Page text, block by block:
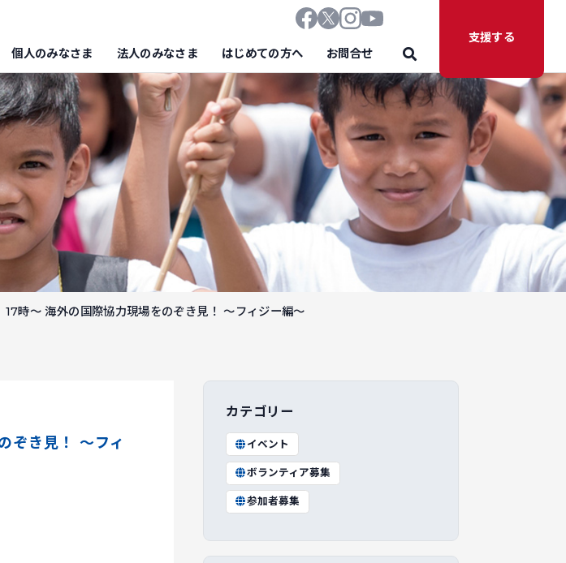
個人のみなさま 法人のみなさま はじめての方へ お問合せ
支援する
時～ 海外の国際協力現場をのぞき見！ ～フィジー編～
ぞき見！ ～フィ
カテゴリー
イベント
ボランティア募集
参加者募集